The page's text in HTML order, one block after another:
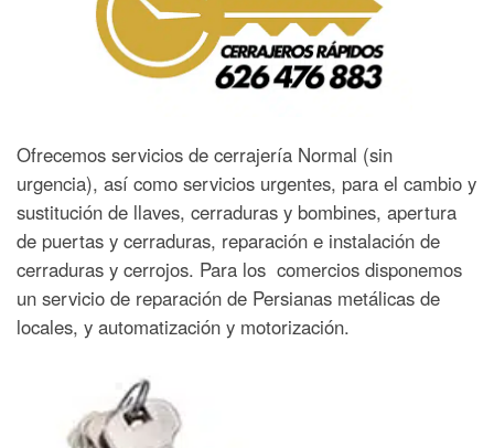
Ofrecemos servicios de cerrajería Normal (sin
urgencia), así como servicios urgentes, para el cambio y
sustitución de llaves, cerraduras y bombines, apertura
de puertas y cerraduras, reparación e instalación de
cerraduras y cerrojos. Para los comercios disponemos
un servicio de reparación de Persianas metálicas de
locales, y automatización y motorización.